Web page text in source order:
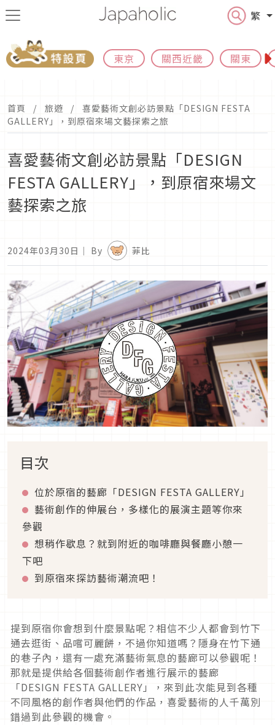
繁
東京 關西近畿 關東
首頁 旅遊
喜愛藝術文創必訪景點「DESIGN FESTA
GALLERY」，到原宿來場文藝探索之旅
喜愛藝術文創必訪景點「DESIGN
FESTA GALLERY」，到原宿來場文
藝探索之旅
2024年03月30日 ｜ By 菲比
目次
位於原宿的藝廊「DESIGN FESTA GALLERY」
藝術創作的伸展台，多樣化的展演主題等你來
參觀
想稍作歇息？就到附近的咖啡廳與餐廳小憩一
下吧
到原宿來探訪藝術潮流吧！
提到原宿你會想到什麼景點呢？相信不少人都會到竹下
通去逛街、品嚐可麗餅，不過你知道嗎？隱身在竹下通
的巷子內，還有一處充滿藝術氣息的藝廊可以參觀呢！
那就是提供給各個藝術創作者進行展示的藝廊
「DESIGN FESTA GALLERY」，來到此次能見到各種
不同風格的創作者與他們的作品，喜愛藝術的人千萬別
錯過到此參觀的機會。